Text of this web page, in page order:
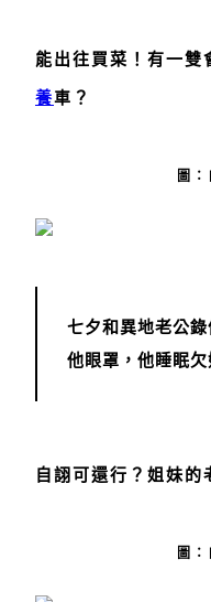
能出往買菜！有一雙
養車？
圖
七夕和異地老公
他眼罩，他睡眠
自詡可還行？姐妹的
圖